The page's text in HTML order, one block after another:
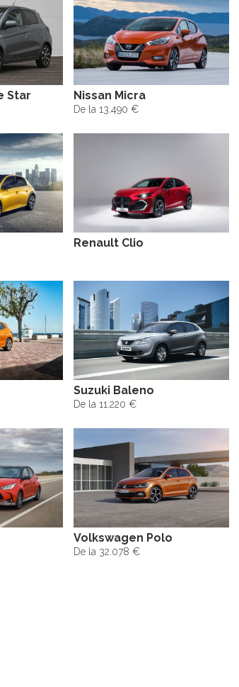
Star Nissan Micra
De la 13.490 €
Renault Clio
Suzuki Baleno
De la 11.220 €
Volkswagen Polo
De la 32.078 €